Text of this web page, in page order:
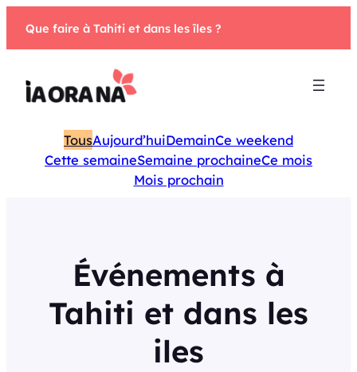
Que faire à Tahiti et dans les îles ?
TousAujourd’huiDemainCe weekend
Cette semaineSemaine prochaineCe mois
Mois prochain
Événements à
Tahiti et dans les
iles